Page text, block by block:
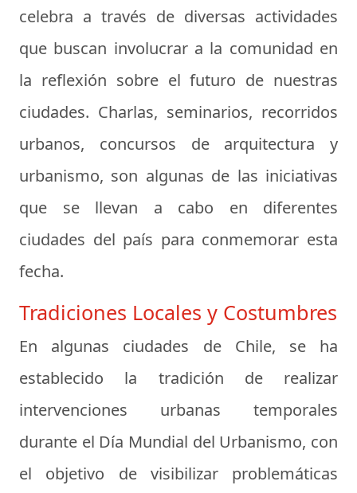
celebra a través de diversas actividades
que buscan involucrar a la comunidad en
la reflexión sobre el futuro de nuestras
ciudades. Charlas, seminarios, recorridos
urbanos, concursos de arquitectura y
urbanismo, son algunas de las iniciativas
que se llevan a cabo en diferentes
ciudades del país para conmemorar esta
fecha.
Tradiciones Locales y Costumbres
En algunas ciudades de Chile, se ha
establecido la tradición de realizar
intervenciones urbanas temporales
durante el Día Mundial del Urbanismo, con
el objetivo de visibilizar problemáticas